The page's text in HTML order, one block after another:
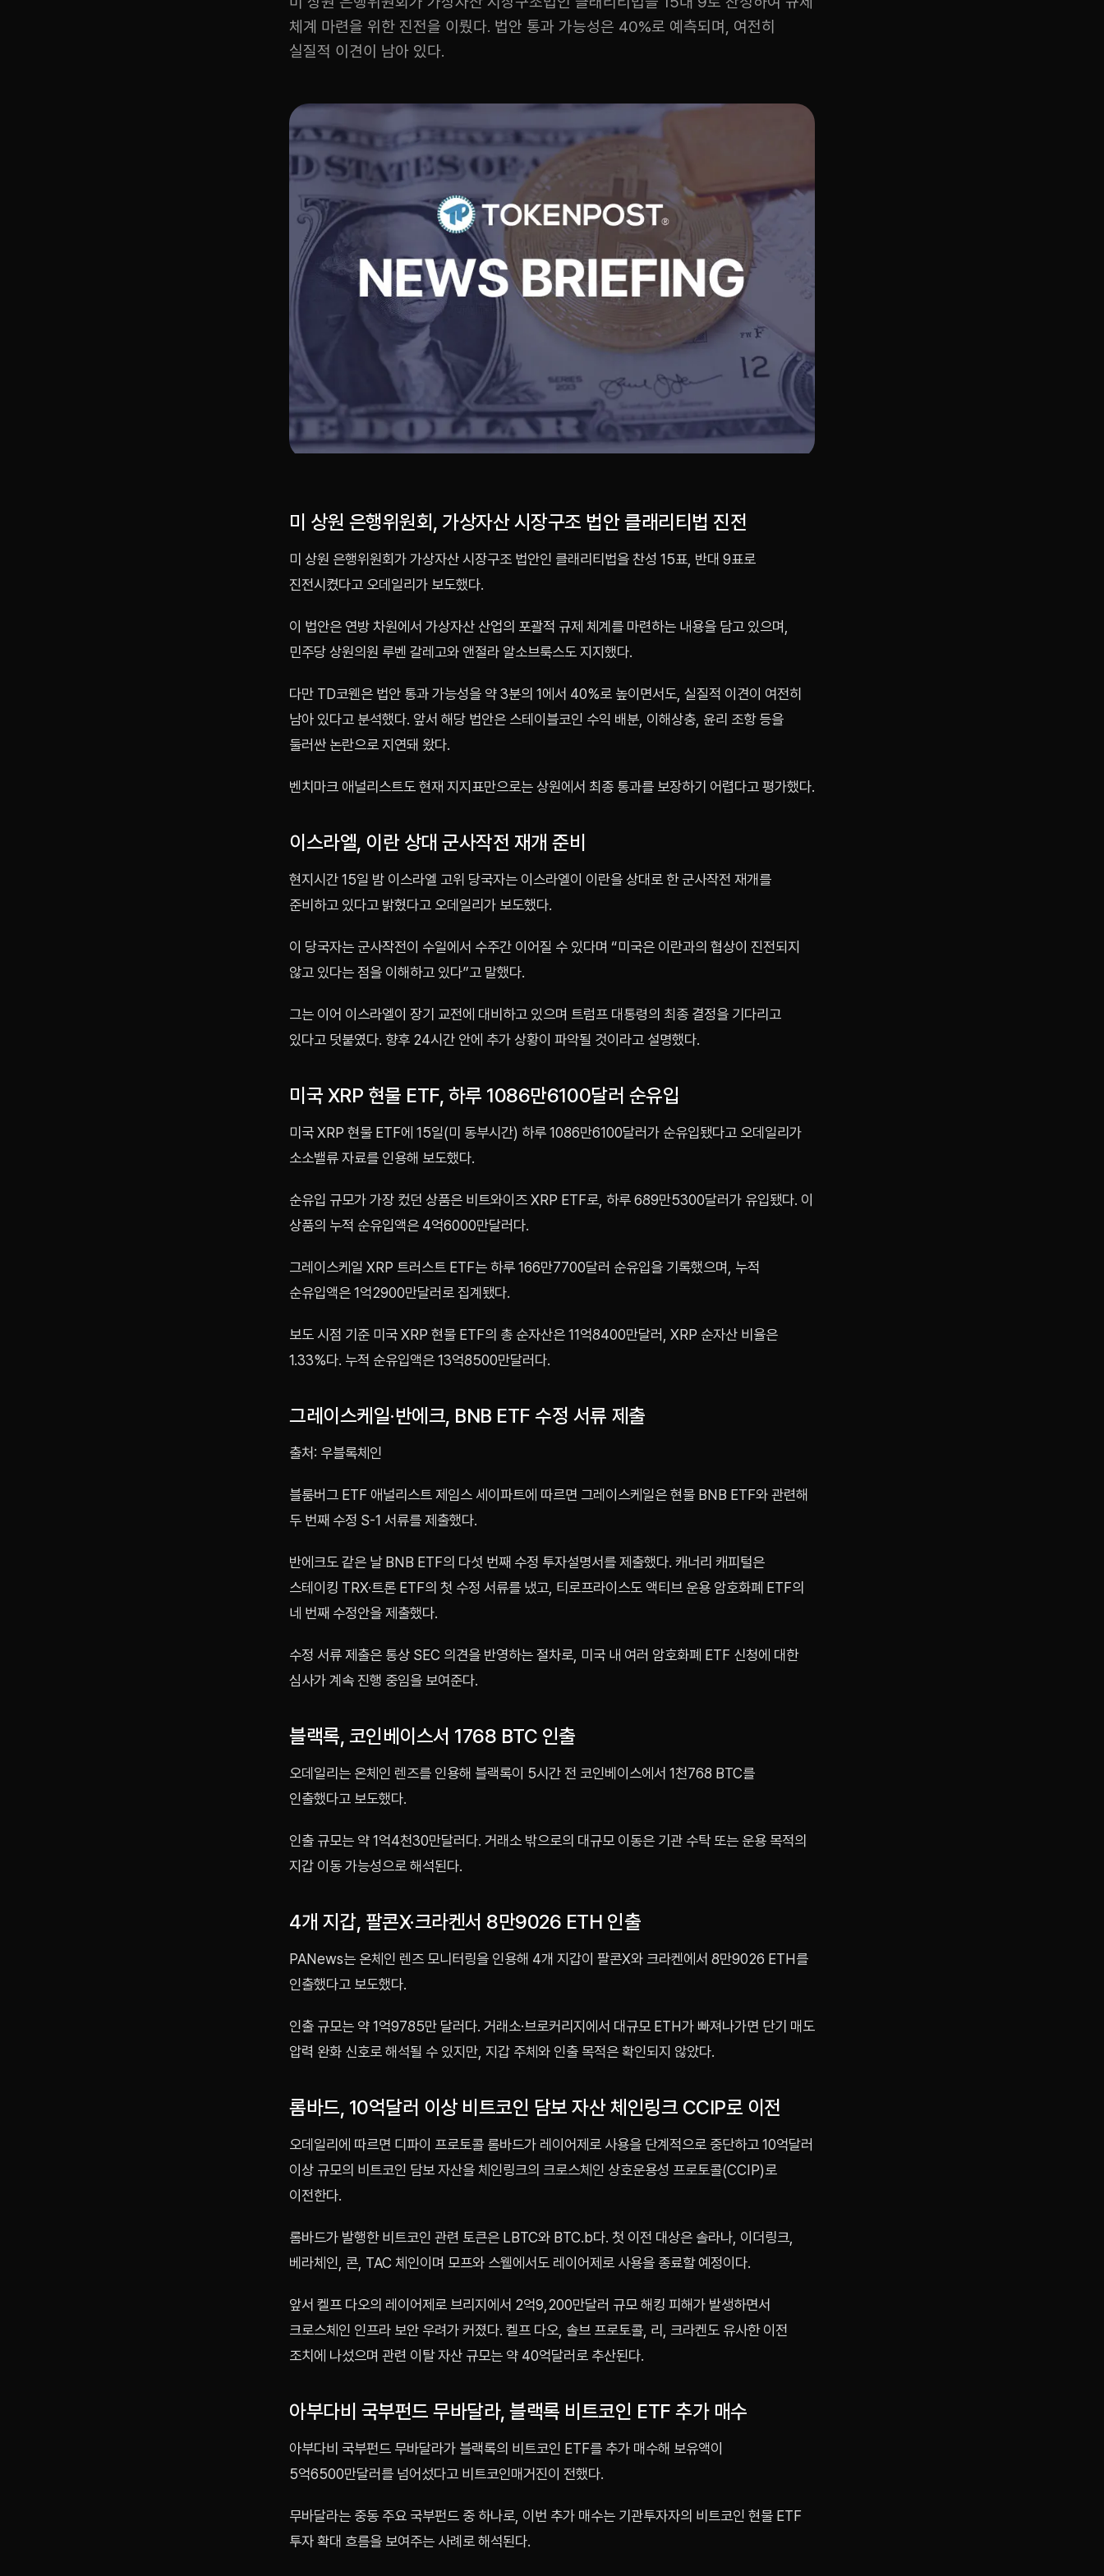
체계 마련을 위한 진전을 이뤘다. 법안 통과 가능성은 40%로 예측되며, 여전히
실질적 이견이 남아 있다.
미 상원 은행위원회, 가상자산 시장구조 법안 클래리티법 진전
미 상원 은행위원회가 가상자산 시장구조 법안인 클래리티법을 찬성 15표, 반대 9표로
진전시켰다고 오데일리가 보도했다.
이 법안은 연방 차원에서 가상자산 산업의 포괄적 규제 체계를 마련하는 내용을 담고 있으며,
민주당 상원의원 루벤 갈레고와 앤절라 알소브룩스도 지지했다.
다만 TD코웬은 법안 통과 가능성을 약 3분의 1에서 40%로 높이면서도, 실질적 이견이 여전히
남아 있다고 분석했다. 앞서 해당 법안은 스테이블코인 수익 배분, 이해상충, 윤리 조항 등을
둘러싼 논란으로 지연돼 왔다.
벤치마크 애널리스트도 현재 지지표만으로는 상원에서 최종 통과를 보장하기 어렵다고 평가했다.
이스라엘, 이란 상대 군사작전 재개 준비
현지시간 15일 밤 이스라엘 고위 당국자는 이스라엘이 이란을 상대로 한 군사작전 재개를
준비하고 있다고 밝혔다고 오데일리가 보도했다.
이 당국자는 군사작전이 수일에서 수주간 이어질 수 있다며 “미국은 이란과의 협상이 진전되지
않고 있다는 점을 이해하고 있다”고 말했다.
그는 이어 이스라엘이 장기 교전에 대비하고 있으며 트럼프 대통령의 최종 결정을 기다리고
있다고 덧붙였다. 향후 24시간 안에 추가 상황이 파악될 것이라고 설명했다.
미국 XRP 현물 ETF, 하루 1086만6100달러 순유입
미국 XRP 현물 ETF에 15일(미 동부시간) 하루 1086만6100달러가 순유입됐다고 오데일리가
소소밸류 자료를 인용해 보도했다.
순유입 규모가 가장 컸던 상품은 비트와이즈 XRP ETF로, 하루 689만5300달러가 유입됐다. 이
상품의 누적 순유입액은 4억6000만달러다.
그레이스케일 XRP 트러스트 ETF는 하루 166만7700달러 순유입을 기록했으며, 누적
순유입액은 1억2900만달러로 집계됐다.
보도 시점 기준 미국 XRP 현물 ETF의 총 순자산은 11억8400만달러, XRP 순자산 비율은
1.33%다. 누적 순유입액은 13억8500만달러다.
그레이스케일·반에크, BNB ETF 수정 서류 제출
출처: 우블록체인
블룸버그 ETF 애널리스트 제임스 세이파트에 따르면 그레이스케일은 현물 BNB ETF와 관련해
두 번째 수정 S-1 서류를 제출했다.
반에크도 같은 날 BNB ETF의 다섯 번째 수정 투자설명서를 제출했다. 캐너리 캐피털은
스테이킹 TRX·트론 ETF의 첫 수정 서류를 냈고, 티로프라이스도 액티브 운용 암호화폐 ETF의
네 번째 수정안을 제출했다.
수정 서류 제출은 통상 SEC 의견을 반영하는 절차로, 미국 내 여러 암호화폐 ETF 신청에 대한
심사가 계속 진행 중임을 보여준다.
블랙록, 코인베이스서 1768 BTC 인출
오데일리는 온체인 렌즈를 인용해 블랙록이 5시간 전 코인베이스에서 1천768 BTC를
인출했다고 보도했다.
인출 규모는 약 1억4천30만달러다. 거래소 밖으로의 대규모 이동은 기관 수탁 또는 운용 목적의
지갑 이동 가능성으로 해석된다.
4개 지갑, 팔콘X·크라켄서 8만9026 ETH 인출
PANews는 온체인 렌즈 모니터링을 인용해 4개 지갑이 팔콘X와 크라켄에서 8만9026 ETH를
인출했다고 보도했다.
인출 규모는 약 1억9785만 달러다. 거래소·브로커리지에서 대규모 ETH가 빠져나가면 단기 매도
압력 완화 신호로 해석될 수 있지만, 지갑 주체와 인출 목적은 확인되지 않았다.
롬바드, 10억달러 이상 비트코인 담보 자산 체인링크 CCIP로 이전
오데일리에 따르면 디파이 프로토콜 롬바드가 레이어제로 사용을 단계적으로 중단하고 10억달러
이상 규모의 비트코인 담보 자산을 체인링크의 크로스체인 상호운용성 프로토콜(CCIP)로
이전한다.
롬바드가 발행한 비트코인 관련 토큰은 LBTC와 BTC.b다. 첫 이전 대상은 솔라나, 이더링크,
베라체인, 콘, TAC 체인이며 모프와 스웰에서도 레이어제로 사용을 종료할 예정이다.
앞서 켈프 다오의 레이어제로 브리지에서 2억9,200만달러 규모 해킹 피해가 발생하면서
크로스체인 인프라 보안 우려가 커졌다. 켈프 다오, 솔브 프로토콜, 리, 크라켄도 유사한 이전
조치에 나섰으며 관련 이탈 자산 규모는 약 40억달러로 추산된다.
아부다비 국부펀드 무바달라, 블랙록 비트코인 ETF 추가 매수
아부다비 국부펀드 무바달라가 블랙록의 비트코인 ETF를 추가 매수해 보유액이
5억6500만달러를 넘어섰다고 비트코인매거진이 전했다.
무바달라는 중동 주요 국부펀드 중 하나로, 이번 추가 매수는 기관투자자의 비트코인 현물 ETF
투자 확대 흐름을 보여주는 사례로 해석된다.